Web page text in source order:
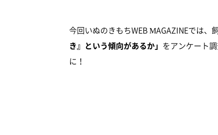
今回いぬのきもちWEB MAGAZINEでは、
き』という傾向があるか」 をアンケート
に！